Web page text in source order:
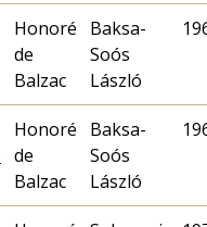
Honoré
de
Balzac
Baksa-
Soós
László
Honoré
de
Balzac
Baksa-
Soós
László